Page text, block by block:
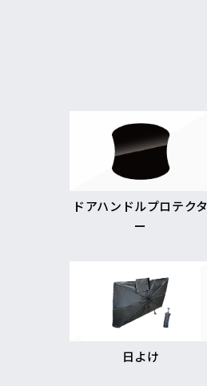
ドアハンドルプロテクタ
ー
日よけ